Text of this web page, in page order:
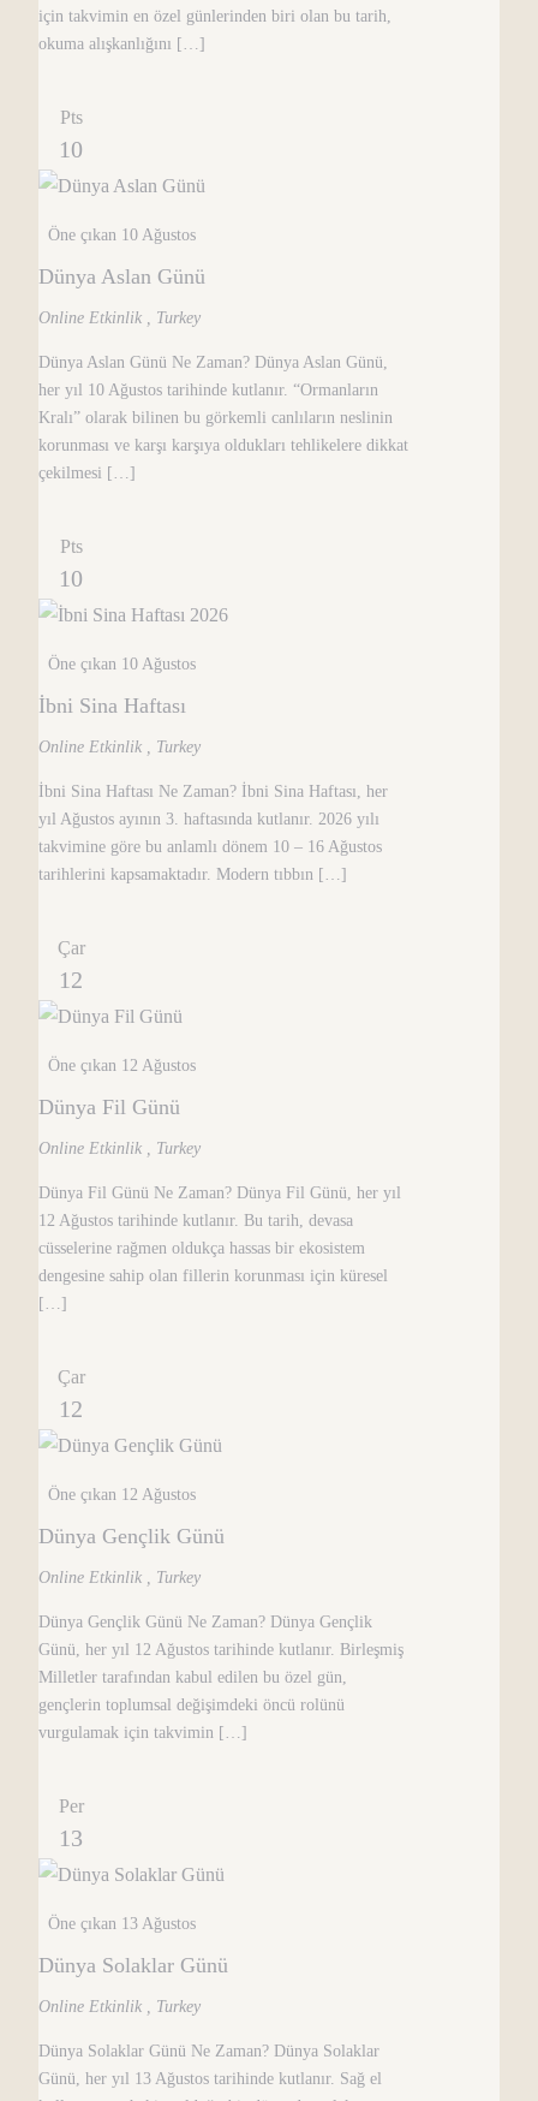
için takvimin en özel günlerinden biri olan bu tarih,
okuma alışkanlığını […]
Pts
10
Öne çıkan 10 Ağustos
Dünya Aslan Günü
Online Etkinlik , Turkey
Dünya Aslan Günü Ne Zaman? Dünya Aslan Günü,
her yıl 10 Ağustos tarihinde kutlanır. “Ormanların
Kralı” olarak bilinen bu görkemli canlıların neslinin
korunması ve karşı karşıya oldukları tehlikelere dikkat
çekilmesi […]
Pts
10
Öne çıkan 10 Ağustos
İbni Sina Haftası
Online Etkinlik , Turkey
İbni Sina Haftası Ne Zaman? İbni Sina Haftası, her
yıl Ağustos ayının 3. haftasında kutlanır. 2026 yılı
takvimine göre bu anlamlı dönem 10 – 16 Ağustos
tarihlerini kapsamaktadır. Modern tıbbın […]
Çar
12
Öne çıkan 12 Ağustos
Dünya Fil Günü
Online Etkinlik , Turkey
Dünya Fil Günü Ne Zaman? Dünya Fil Günü, her yıl
12 Ağustos tarihinde kutlanır. Bu tarih, devasa
cüsselerine rağmen oldukça hassas bir ekosistem
dengesine sahip olan fillerin korunması için küresel
[…]
Çar
12
Öne çıkan 12 Ağustos
Dünya Gençlik Günü
Online Etkinlik , Turkey
Dünya Gençlik Günü Ne Zaman? Dünya Gençlik
Günü, her yıl 12 Ağustos tarihinde kutlanır. Birleşmiş
Milletler tarafından kabul edilen bu özel gün,
gençlerin toplumsal değişimdeki öncü rolünü
vurgulamak için takvimin […]
Per
13
Öne çıkan 13 Ağustos
Dünya Solaklar Günü
Online Etkinlik , Turkey
Dünya Solaklar Günü Ne Zaman? Dünya Solaklar
Günü, her yıl 13 Ağustos tarihinde kutlanır. Sağ el